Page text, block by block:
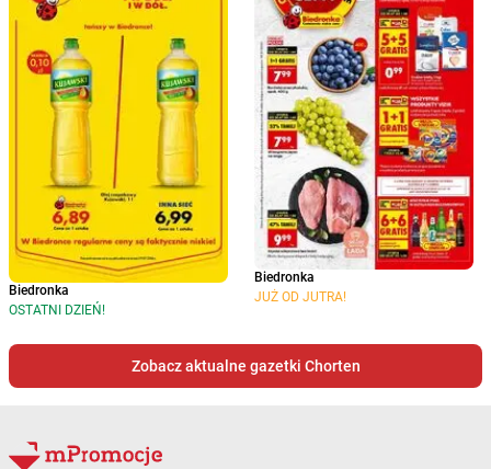
Biedronka
OSTATNI DZIEŃ!
Biedronka
JUŻ OD JUTRA!
Zobacz aktualne gazetki Chorten